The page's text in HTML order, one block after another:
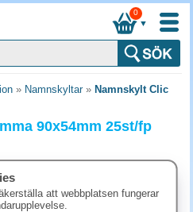
▼
0
» Namnskyltar» Namnskylt Clic
90x54mm 25st/fp
att webbplatsen fungerar